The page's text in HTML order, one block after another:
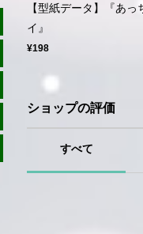
【型紙データ】『あっ
イ』
¥198
ショップの評価
すべて